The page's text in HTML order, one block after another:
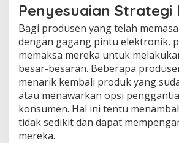
Penyesuaian Strategi
Bagi produsen yang telah
dengan gagang pintu elektronik,
memaksa mereka untuk
besar-besaran. Beberapa
menarik kembali produk yang
atau menawarkan opsi
konsumen. Hal ini tentu
tidak sedikit dan dapat
mereka.